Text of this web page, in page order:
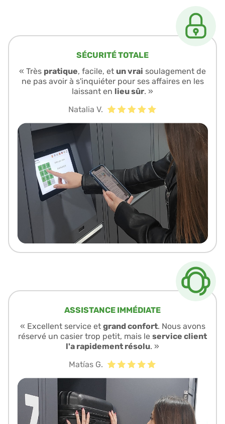
SÉCURITÉ TOTALE
« Très pratique, facile, et un vrai soulagement de
ne pas avoir à s'inquiéter pour ses affaires en les
laissant en lieu sûr. »
Natalia V.
ASSISTANCE IMMÉDIATE
« Excellent service et grand confort. Nous avons
réservé un casier trop petit, mais le service client
l'a rapidement résolu. »
Matías G.